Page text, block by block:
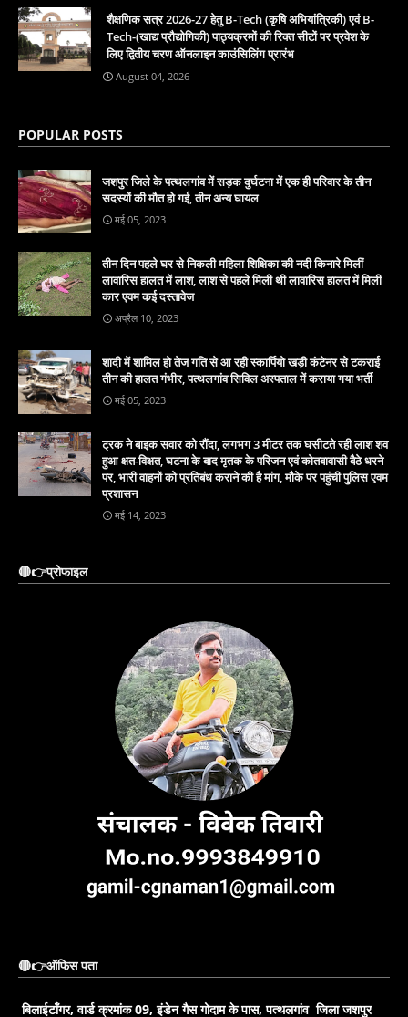
शैक्षणिक सत्र 2026-27 हेतु B-Tech (कृषि अभियांत्रिकी) एवं B-
Tech-(खाद्य प्रौद्योगिकी) पाठ्यक्रमों की रिक्त सीटों पर प्रवेश के
लिए द्वितीय चरण ऑनलाइन काउंसिलिंग प्रारंभ
August 04, 2026
POPULAR POSTS
जशपुर जिले के पत्थलगांव में सड़क दुर्घटना में एक ही परिवार के तीन
सदस्यों की मौत हो गई, तीन अन्य घायल
मई 05, 2023
तीन दिन पहले घर से निकली महिला शिक्षिका की नदी किनारे मिलीं
लावारिस हालत में लाश, लाश से पहले मिली थी लावारिस हालत में मिली
कार एवम कई दस्तावेज
अप्रैल 10, 2023
शादी में शामिल हो तेज गति से आ रही स्कार्पियो खड़ी कंटेनर से टकराई
तीन की हालत गंभीर, पत्थलगांव सिविल अस्पताल में कराया गया भर्ती
मई 05, 2023
ट्रक ने बाइक सवार को रौंदा, लगभग 3 मीटर तक घसीटते रही लाश शव
हुआ क्षत-विक्षत, घटना के बाद मृतक के परिजन एवं कोतबावासी बैठे धरने
पर, भारी वाहनों को प्रतिबंध कराने की है मांग, मौके पर पहुंची पुलिस एवम
प्रशासन
मई 14, 2023
🔴👉प्रोफाइल
🔴👉ऑफिस पता
बिलाईटाँगर, वार्ड क्रमांक 09, इंडेन गैस गोदाम के पास, पत्थलगांव जिला जशपुर